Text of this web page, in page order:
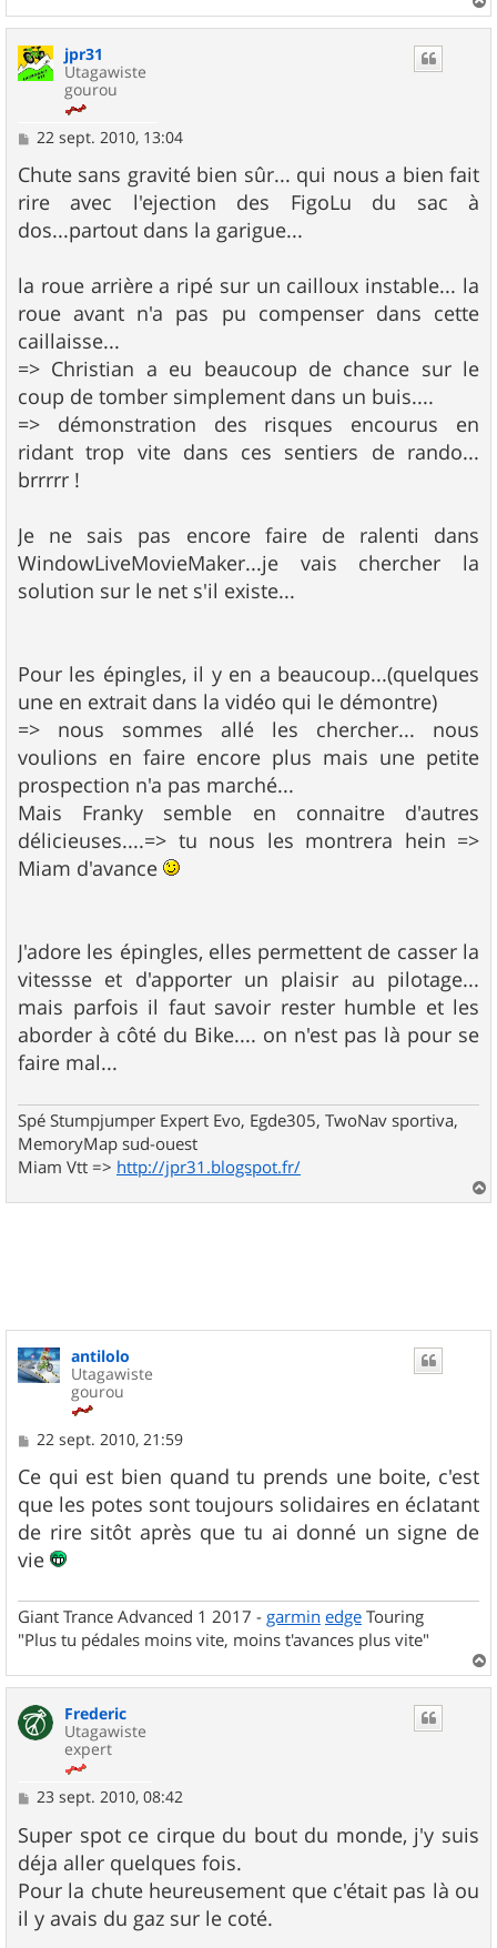
a
jpr31
Utagawiste
gourou
M
s
s
a
g
e
22 sept. 2010, 13:04
Chute sans gravité bien sûr... qui nous a bien fait
rire avec l'ejection des FigoLu du sac à
dos...partout dans la garigue...
la roue arrière a ripé sur un cailloux instable... la
roue avant n'a pas pu compenser dans cette
caillaisse...
=> Christian a eu beaucoup de chance sur le
coup de tomber simplement dans un buis....
=> démonstration des risques encourus en
ridant trop vite dans ces sentiers de rando...
brrrrr !
Je ne sais pas encore faire de ralenti dans
WindowLiveMovieMaker...je vais chercher la
solution sur le net s'il existe...
Pour les épingles, il y en a beaucoup...(quelques
une en extrait dans la vidéo qui le démontre)
=> nous sommes allé les chercher... nous
voulions en faire encore plus mais une petite
prospection n'a pas marché...
Mais Franky semble en connaitre d'autres
délicieuses....=> tu nous les montrera hein =>
Miam d'avance
J'adore les épingles, elles permettent de casser la
vitessse et d'apporter un plaisir au pilotage...
mais parfois il faut savoir rester humble et les
aborder à côté du Bike.... on n'est pas là pour se
faire mal...
Spé Stumpjumper Expert Evo, Egde305, TwoNav sportiva,
MemoryMap sud-ouest
Miam Vtt => http://jpr31.blogspot.fr/
a
antilolo
Utagawiste
gourou
M
s
s
a
g
e
22 sept. 2010, 21:59
Ce qui est bien quand tu prends une boite, c'est
que les potes sont toujours solidaires en éclatant
de rire sitôt après que tu ai donné un signe de
vie
Giant Trance Advanced 1 2017 - garmin edge Touring
"Plus tu pédales moins vite, moins t'avances plus vite"
a
Frederic
Utagawiste
expert
M
s
s
a
g
e
23 sept. 2010, 08:42
Super spot ce cirque du bout du monde, j'y suis
déja aller quelques fois.
Pour la chute heureusement que c'était pas là ou
il y avais du gaz sur le coté.